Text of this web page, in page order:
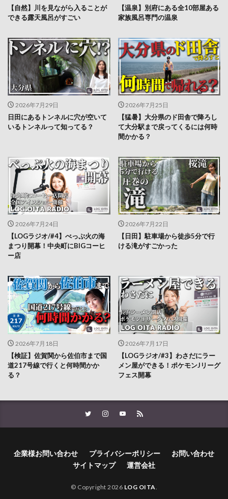
【自然】川を見ながら入ることが
できる露天風呂がすごい
【温泉】別府にある全10部屋ある
家族風呂専門の温泉
2026年7月29日
日田にあるトンネルに穴が空いて
いるトンネルって知ってる？
2026年7月25日
【猛暑】大分県のド田舎で降ろし
て大分駅まで戻ってくるには何時
間かかる？
2026年7月24日
【LOGラジオ/#4】べっぷ火の海
まつり開幕！中央町にBIGコーヒ
ー店
2026年7月22日
【日田】駐車場から徒歩5分で行
ける滝がすごかった
2026年7月18日
【検証】佐賀関から佐伯市まで国
道217号線で行くと何時間かか
る？
2026年7月17日
【LOGラジオ/#3】わさだにラー
メン屋ができる！ポケモンJリーグ
フェス開幕
企業様お問い合わせ プライバシーポリシー
お問い合わせ
サイトマップ
運営会社
© Copyright 2026 LOG OITA